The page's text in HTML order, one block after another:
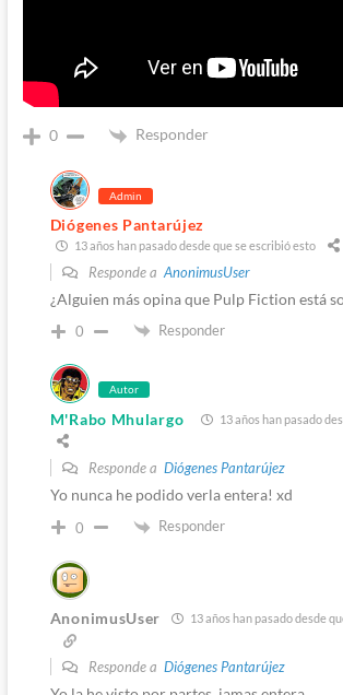
0 Responder
Admin
Diógenes Pantarújez
13 años han pasado desde que se escribió esto
Responde a AnonimusUser
¿Alguien más opina que Pulp Fiction está
0 Responder
Autor
M'Rabo Mhulargo 13 años han pasado
Responde a Diógenes Pantarújez
Yo nunca he podido verla entera! xd
0 Responder
AnonimusUser 13 años han pasado desde
Responde a Diógenes Pantarújez